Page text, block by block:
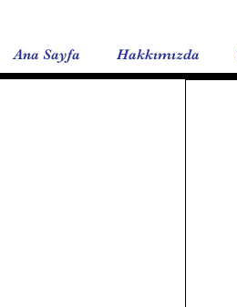
Ana Sayfa Hakkımızda